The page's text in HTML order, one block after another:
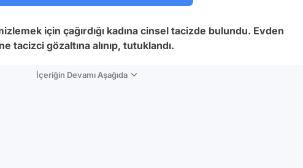
için çağırdığı kadına cinsel tacizde bulundu. Evden
tacizci gözaltına alınıp, tutuklandı.
İçeriğin Devamı Aşağıda